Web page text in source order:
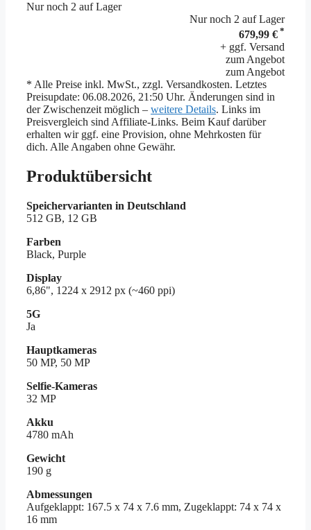
Nur noch 2 auf Lager
Nur noch 2 auf Lager
679,99 € *
+ ggf. Versand
zum Angebot
zum Angebot
* Alle Preise inkl. MwSt., zzgl. Versandkosten. Letztes
Preisupdate: 06.08.2026, 21:50 Uhr. Änderungen sind in
der Zwischenzeit möglich – weitere Details. Links im
Preisvergleich sind Affiliate-Links. Beim Kauf darüber
erhalten wir ggf. eine Provision, ohne Mehrkosten für
dich. Alle Angaben ohne Gewähr.
Produktübersicht
Speichervarianten in Deutschland
512 GB, 12 GB
Farben
Black, Purple
Display
6,86", 1224 x 2912 px (~460 ppi)
5G
Ja
Hauptkameras
50 MP, 50 MP
Selfie-Kameras
32 MP
Akku
4780 mAh
Gewicht
190 g
Abmessungen
Aufgeklappt: 167.5 x 74 x 7.6 mm, Zugeklappt: 74 x 74 x
16 mm